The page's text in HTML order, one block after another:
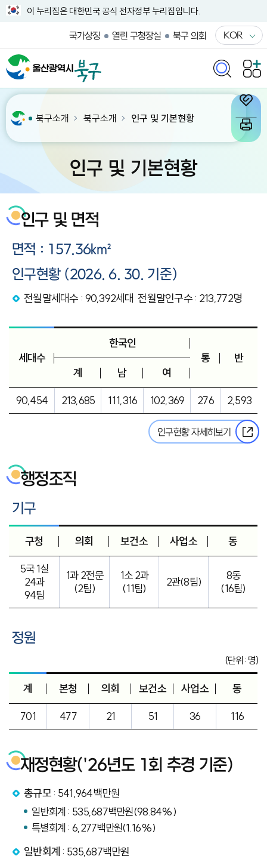
이 누리집은 대한민국 공식 전자정부 누리집입니다.
국가상징 열린 구청장실 북구 의회 KOR
북구소개 북구소개 인구 및 기본현황
인구 및 기본현황
인구 및 면적
면적 : 157.36㎢
인구현황 (2026. 6. 30. 기준)
전월말세대수 : 90,392세대 전월말인구수 : 213,772명
세대수
한국인
통
반
계
남 여
90,454 213,685 111,316 102,369 276 2,593
인구현황 자세히보기
행정조직
기구
구청 의회 보건소 사업소 동
5국 1실
24과
94팀
1과 2전문
(2팀)
1소 2과
(11팀)
2관(8팀)
8동
(16팀)
정원
(단위: 명)
계 본청 의회 보건소 사업소 동
701 477 21 51 36 116
재정현황('26년도 1회 추경 기준)
총규모: 541,964백만원
일반회계 : 535,687백만원(98.84%)
특별회계 : 6,277백만원(1.16%)
일반회계 : 535,687백만원